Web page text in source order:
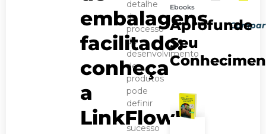
embalagens
facilitado:
conheça
a
LinkFlow!
detalhe
do
processo
de
desenvolvimento
de
produtos
pode
definir
o
sucesso
Ebooks
Aprofunde
Seu
Embalagem
Convertedores